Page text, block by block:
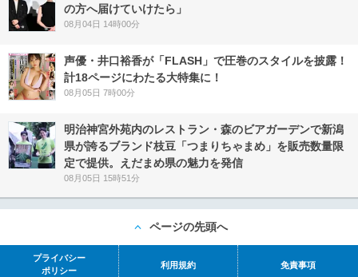
の方へ届けていけたら」
08月04日 14時00分
声優・井口裕香が「FLASH」で圧巻のスタイルを披露！
計18ページにわたる大特集に！
08月05日 7時00分
明治神宮外苑内のレストラン・森のビアガーデンで新潟
県が誇るブランド枝豆「つまりちゃまめ」を販売数量限
定で提供。えだまめ県の魅力を発信
08月05日 15時51分
ページの先頭へ
プライバシー
ポリシー
利用規約 免責事項